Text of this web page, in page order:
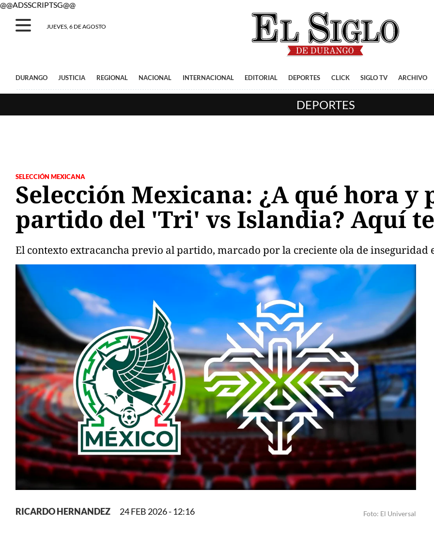
@@ADSSCRIPTSG@@
JUEVES, 6 DE AGOSTO
DURANGO JUSTICIA REGIONAL NACIONAL INTERNACIONAL EDITORIAL DEPORTES CLICK SIGLO TV ARCHIVO
DEPORTES
SELECCIÓN MEXICANA
Selección Mexicana: ¿A qué hora y
partido del 'Tri' vs Islandia? Aquí
El contexto extracancha previo al partido, marcado por la creciente ola de inseguridad
Foto: El Universal
RICARDO HERNANDEZ 24 FEB 2026 - 12:16